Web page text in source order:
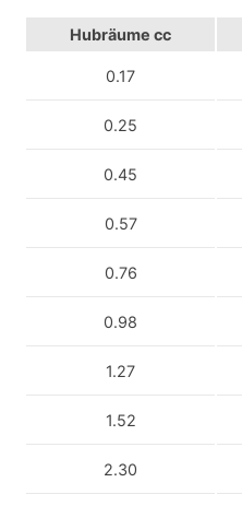
Hubräume cc
0.17
0.25
0.45
0.57
0.76
0.98
1.27
1.52
2.30